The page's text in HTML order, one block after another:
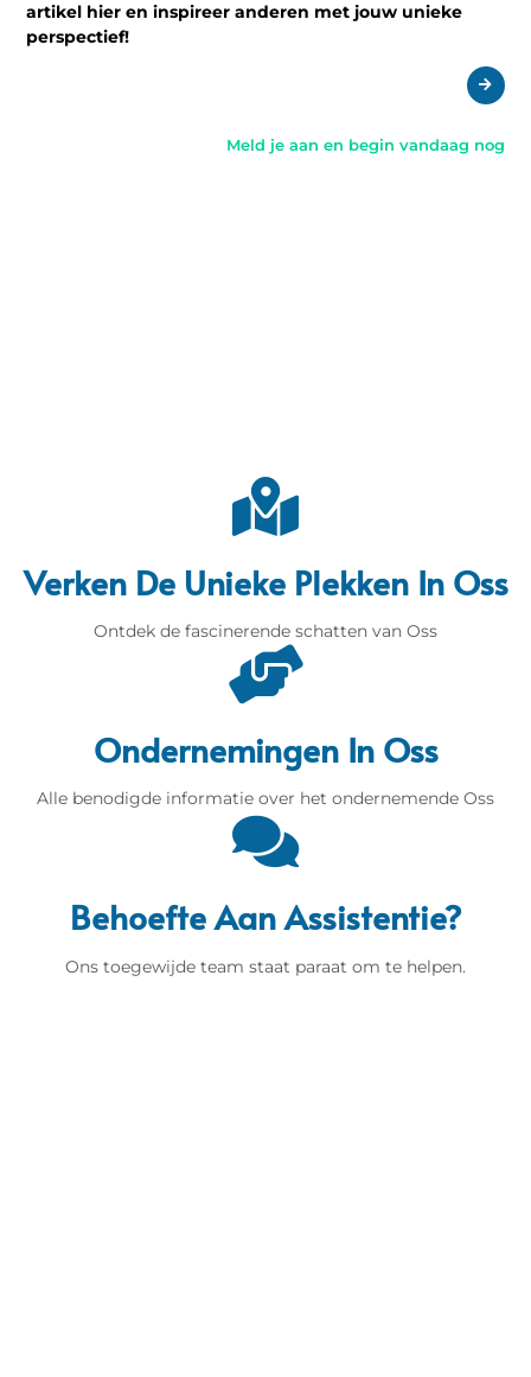
artikel hier en inspireer anderen met jouw unieke
perspectief!
Meld je aan en begin vandaag nog
Verken De Unieke Plekken In Oss
Ontdek de fascinerende schatten van Oss
Ondernemingen In Oss
Alle benodigde informatie over het ondernemende Oss
Behoefte Aan Assistentie?
Ons toegewijde team staat paraat om te helpen.